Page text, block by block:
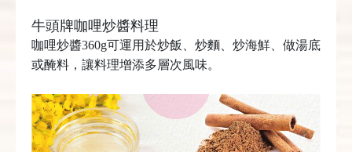
牛頭牌咖哩炒醬料理
咖哩炒醬360g可運用於炒飯、炒麵、炒海鮮、做湯底
或醃料，讓料理增添多層次風味。